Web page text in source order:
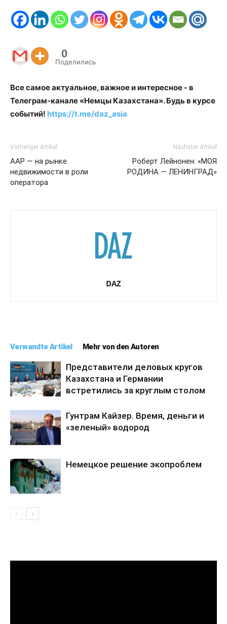
0
Поделились
Все самое актуальное, важное и интересное - в
Телеграм-канале «Немцы Казахстана». Будь в курсе
событий! https://t.me/daz_asia
Vorheriger Artikel
ААР — на рынке
недвижимости в роли
оператора
Nächster Artikel
Роберт Лейнонен: «МОЯ
РОДИНА — ЛЕНИНГРАД»
DAZ
Verwandte Artikel Mehr von den Autoren
Представители деловых кругов
Казахстана и Германии
встретились за круглым столом
Гунтрам Кайзер. Время, деньги и
«зеленый» водород
Немецкое решение экопроблем